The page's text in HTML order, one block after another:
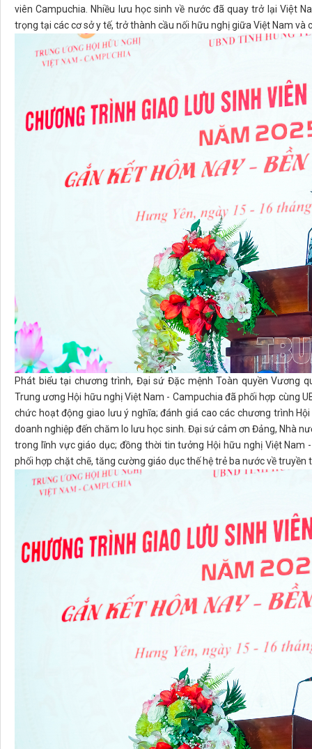
viên Campuchia. Nhiều lưu học sinh về nước đã quay trở lại Việt
trọng tại các cơ sở y tế, trở thành cầu nối hữu nghị giữa Việt Nam và
Phát biểu tại chương trình, Đại sứ Đặc mệnh Toàn quyền Vương
Trung ương Hội hữu nghị Việt Nam - Campuchia đã phối hợp cùng
chức hoạt động giao lưu ý nghĩa; đánh giá cao các chương trình
doanh nghiệp đến chăm lo lưu học sinh. Đại sứ cảm ơn Đảng, Nhà
trong lĩnh vực giáo dục; đồng thời tin tưởng Hội hữu nghị Việt Nam
phối hợp chặt chẽ, tăng cường giáo dục thế hệ trẻ ba nước về